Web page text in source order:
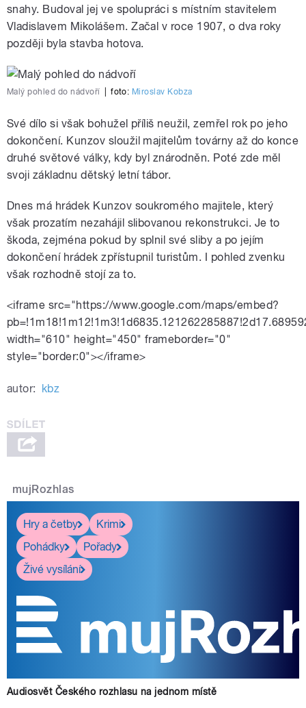
snahy. Budoval jej ve spolupráci s místním stavitelem
Vladislavem Mikolášem. Začal v roce 1907, o dva roky
později byla stavba hotova.
Malý pohled do nádvoří foto: Miroslav Kobza
Své dílo si však bohužel příliš neužil, zemřel rok po jeho
dokončení. Kunzov sloužil majitelům továrny až do konce
druhé světové války, kdy byl znárodněn. Poté zde měl
svoji základnu dětský letní tábor.
Dnes má hrádek Kunzov soukromého majitele, který
však prozatím nezahájil slibovanou rekonstrukci. Je to
škoda, zejména pokud by splnil své sliby a po jejím
dokončení hrádek zpřístupnil turistům. I pohled zvenku
však rozhodně stojí za to.
<iframe src="https://www.google.com/maps/embed?
width="610" height="450" frameborder="0"
style="border:0"></iframe>
autor: kbz
mujRozhlas
Hry a četby
Krimi
Pohádky
Pořady
Živé vysílání
Audiosvět Českého rozhlasu na jednom místě